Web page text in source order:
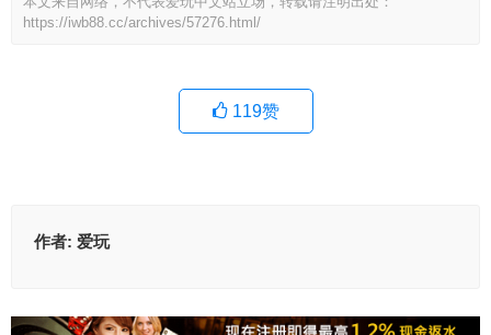
https://iwb88.cc/archives/57276.html/
119赞
作者: 爱玩